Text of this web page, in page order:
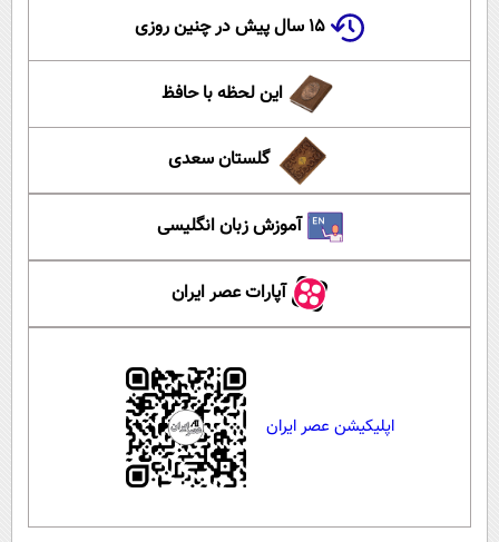
۱۵ سال پیش در چنین روزی
این لحظه با حافظ
گلستان سعدی
آموزش زبان انگلیسی
آپارات عصر ایران
اپلیکیشن عصر ایران